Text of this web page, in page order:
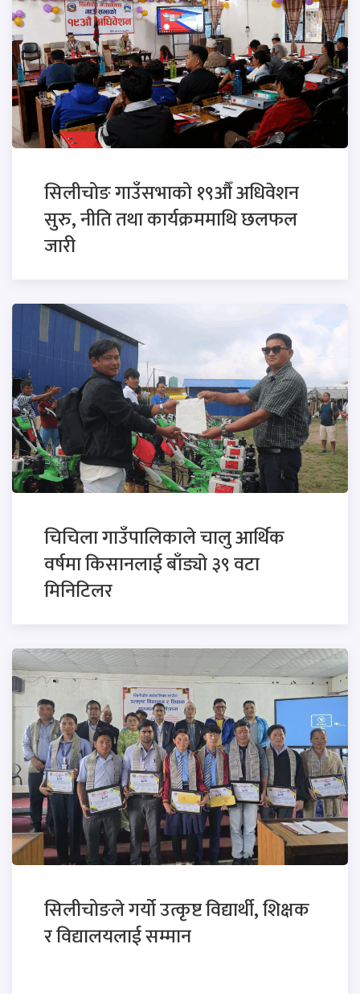
सिलीचोङ गाउँसभाको १९औँ अधिवेशन
सुरु, नीति तथा कार्यक्रममाथि छलफल
जारी
चिचिला गाउँपालिकाले चालु आर्थिक
वर्षमा किसानलाई बाँड्यो ३९ वटा
मिनिटिलर
सिलीचोङले गर्यो उत्कृष्ट विद्यार्थी, शिक्षक
र विद्यालयलाई सम्मान